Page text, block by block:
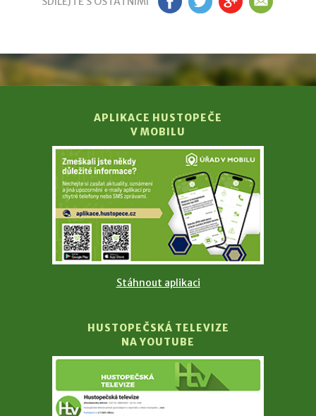
APLIKACE HUSTOPEČE
V MOBILU
Stáhnout aplikaci
HUSTOPEČSKÁ TELEVIZE
NA YOUTUBE